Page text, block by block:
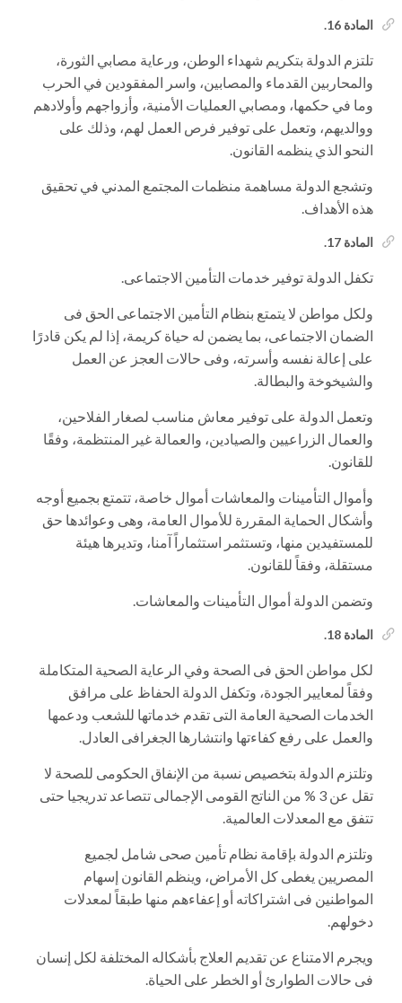
المادة 16.
تلتزم الدولة بتكريم شهداء الوطن، ورعاية مصابي الثورة،
والمحاربين القدماء والمصابين، واسر المفقودين في الحرب
وما في حكمها، ومصابي العمليات الأمنية، وأزواجهم وأولادهم
ووالديهم، وتعمل على توفير فرص العمل لهم، وذلك على
النحو الذي ينظمه القانون.
وتشجع الدولة مساهمة منظمات المجتمع المدني في تحقيق
هذه الأهداف.
المادة 17.
تكفل الدولة توفير خدمات التأمين الاجتماعى.
ولكل مواطن لا يتمتع بنظام التأمين الاجتماعى الحق فى
الضمان الاجتماعى، بما يضمن له حياة كريمة، إذا لم يكن قادرًا
على إعالة نفسه وأسرته، وفى حالات العجز عن العمل
والشيخوخة والبطالة.
وتعمل الدولة على توفير معاش مناسب لصغار الفلاحين،
والعمال الزراعيين والصيادين، والعمالة غير المنتظمة، وفقًا
للقانون.
وأموال التأمينات والمعاشات أموال خاصة، تتمتع بجميع أوجه
وأشكال الحماية المقررة للأموال العامة، وهى وعوائدها حق
للمستفيدين منها، وتستثمر استثماراً آمنا، وتديرها هيئة
مستقلة، وفقاً للقانون.
وتضمن الدولة أموال التأمينات والمعاشات.
المادة 18.
لكل مواطن الحق فى الصحة وفي الرعاية الصحية المتكاملة
وفقاً لمعايير الجودة، وتكفل الدولة الحفاظ على مرافق
الخدمات الصحية العامة التى تقدم خدماتها للشعب ودعمها
والعمل على رفع كفاءتها وانتشارها الجغرافى العادل.
وتلتزم الدولة بتخصيص نسبة من الإنفاق الحكومى للصحة لا
تقل عن 3 % من الناتج القومى الإجمالى تتصاعد تدريجيا حتى
تتفق مع المعدلات العالمية.
وتلتزم الدولة بإقامة نظام تأمين صحى شامل لجميع
المصريين يغطى كل الأمراض، وينظم القانون إسهام
المواطنين فى اشتراكاته أو إعفاءهم منها طبقاً لمعدلات
دخولهم.
ويجرم الامتناع عن تقديم العلاج بأشكاله المختلفة لكل إنسان
فى حالات الطوارئ أو الخطر على الحياة.